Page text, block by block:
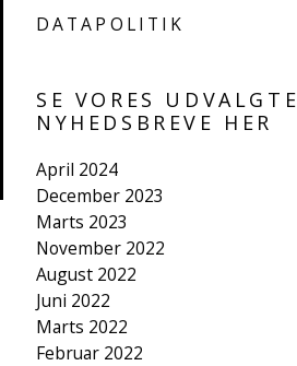
DATAPOLITIK
SE VORES UDVALGTE
NYHEDSBREVE HER
April 2024
December 2023
Marts 2023
November 2022
August 2022
Juni 2022
Marts 2022
Februar 2022